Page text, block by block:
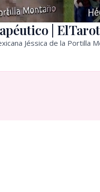
|
Jéssica de la